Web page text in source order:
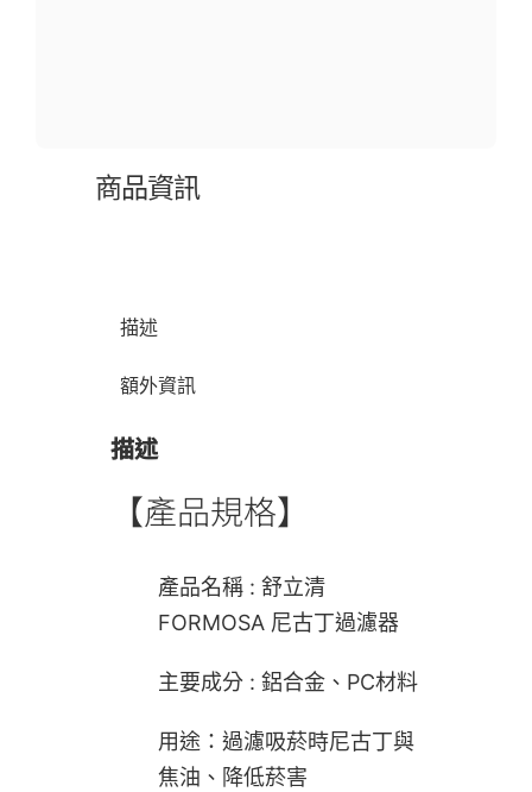
商品資訊
描述
額外資訊
描述
【產品規格】
產品名稱 : 舒立清
FORMOSA 尼古丁過濾器
主要成分 : 鋁合金、PC材料
用途：過濾吸菸時尼古丁與
焦油、降低菸害